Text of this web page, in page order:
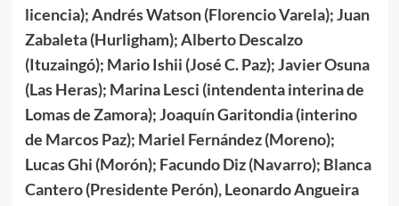
licencia); Andrés Watson (Florencio Varela); Juan
Zabaleta (Hurligham); Alberto Descalzo
(Ituzaingó); Mario Ishii (José C. Paz); Javier Osuna
(Las Heras); Marina Lesci (intendenta interina de
Lomas de Zamora); Joaquín Garitondia (interino
de Marcos Paz); Mariel Fernández (Moreno);
Lucas Ghi (Morón); Facundo Diz (Navarro); Blanca
Cantero (Presidente Perón), Leonardo Angueira